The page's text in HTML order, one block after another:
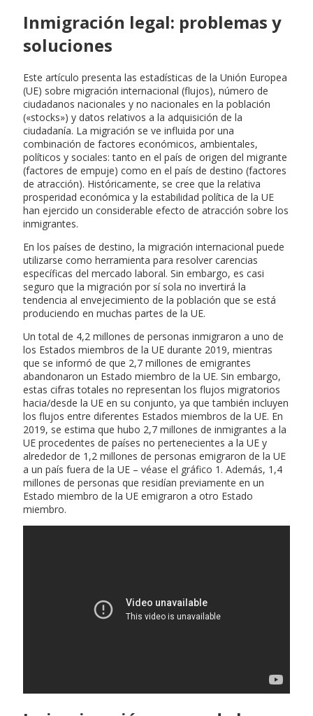
Inmigración legal: problemas y
soluciones
Este artículo presenta las estadísticas de la Unión Europea
(UE) sobre migración internacional (flujos), número de
ciudadanos nacionales y no nacionales en la población
(«stocks») y datos relativos a la adquisición de la
ciudadanía. La migración se ve influida por una
combinación de factores económicos, ambientales,
políticos y sociales: tanto en el país de origen del migrante
(factores de empuje) como en el país de destino (factores
de atracción). Históricamente, se cree que la relativa
prosperidad económica y la estabilidad política de la UE
han ejercido un considerable efecto de atracción sobre los
inmigrantes.
En los países de destino, la migración internacional puede
utilizarse como herramienta para resolver carencias
específicas del mercado laboral. Sin embargo, es casi
seguro que la migración por sí sola no invertirá la
tendencia al envejecimiento de la población que se está
produciendo en muchas partes de la UE.
Un total de 4,2 millones de personas inmigraron a uno de
los Estados miembros de la UE durante 2019, mientras
que se informó de que 2,7 millones de emigrantes
abandonaron un Estado miembro de la UE. Sin embargo,
estas cifras totales no representan los flujos migratorios
hacia/desde la UE en su conjunto, ya que también incluyen
los flujos entre diferentes Estados miembros de la UE. En
2019, se estima que hubo 2,7 millones de inmigrantes a la
UE procedentes de países no pertenecientes a la UE y
alrededor de 1,2 millones de personas emigraron de la UE
a un país fuera de la UE – véase el gráfico 1. Además, 1,4
millones de personas que residían previamente en un
Estado miembro de la UE emigraron a otro Estado
miembro.